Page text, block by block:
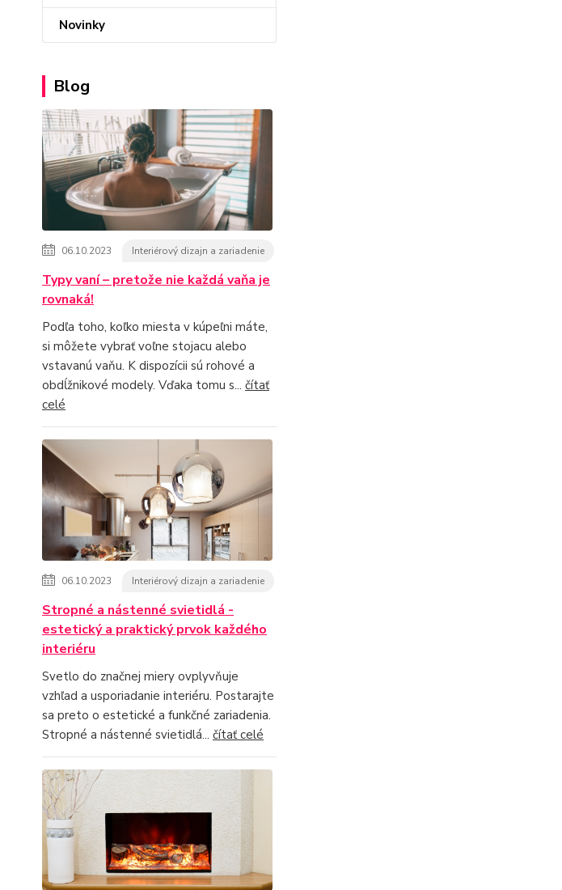
Novinky
Blog
06.10.2023 Interiérový dizajn a zariadenie
Typy vaní – pretože nie každá vaňa je
rovnaká!
Podľa toho, koľko miesta v kúpeľni máte,
si môžete vybrať voľne stojacu alebo
vstavanú vaňu. K dispozícii sú rohové a
obdĺžnikové modely. Vďaka tomu s... čítať
celé
06.10.2023 Interiérový dizajn a zariadenie
Stropné a nástenné svietidlá -
estetický a praktický prvok každého
interiéru
Svetlo do značnej miery ovplyvňuje
vzhľad a usporiadanie interiéru. Postarajte
sa preto o estetické a funkčné zariadenia.
Stropné a nástenné svietidlá... čítať celé